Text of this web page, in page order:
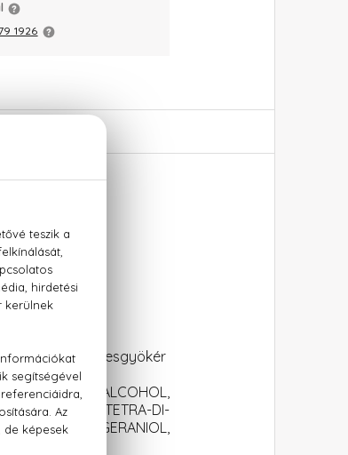
1926
tonkabab, édesgyökér
BENZYL ALCOHOL,
TETRA-DI-
FARNESOL, GERANIOL,